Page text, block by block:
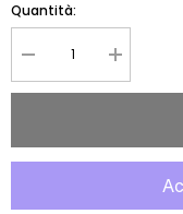
Quantità:
Diminuire
la
quantità
Borsa
A
Chevrette
Aumentare
la
quantità
Borsa
A
Chevrette